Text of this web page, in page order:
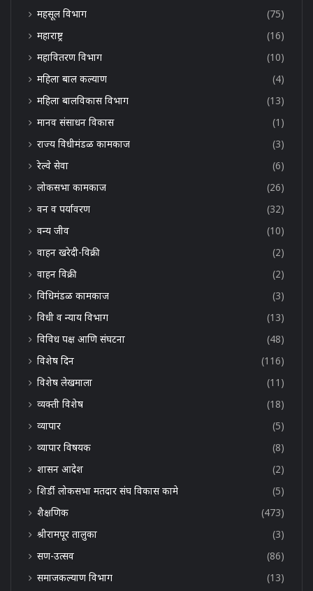
महसूल विभाग
(75)
महाराष्ट्र
(16)
महावितरण विभाग
(10)
महिला बाल कल्याण
(4)
महिला बालविकास विभाग
(13)
मानव संसाधन विकास
(1)
राज्य विधीमंडळ कामकाज
(3)
रेल्वे सेवा
(6)
लोकसभा कामकाज
(26)
वन व पर्यावरण
(32)
वन्य जीव
(10)
वाहन खरेदी-विक्री
(2)
वाहन विक्री
(2)
विधिमंडळ कामकाज
(3)
विधी व न्याय विभाग
(13)
विविध पक्ष आणि संघटना
(48)
विशेष दिन
(116)
विशेष लेखमाला
(11)
व्यक्ती विशेष
(18)
व्यापार
(5)
व्यापार विषयक
(8)
शासन आदेश
(2)
शिर्डी लोकसभा मतदार संघ विकास कामे
(5)
शैक्षणिक
(473)
श्रीरामपूर तालुका
(3)
सण-उत्सव
(86)
समाजकल्याण विभाग
(13)